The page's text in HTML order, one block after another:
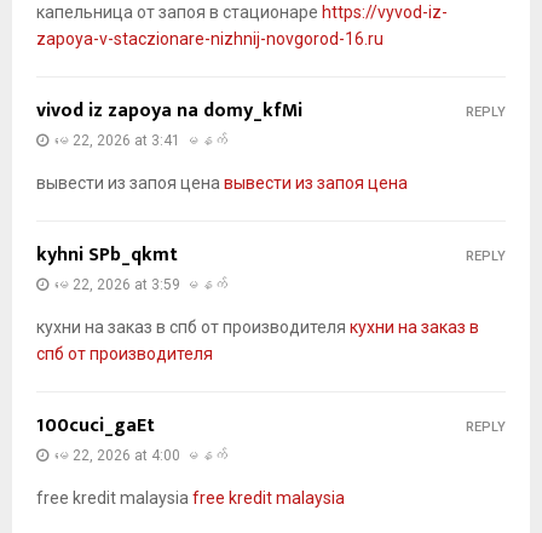
капельница от запоя в стационаре https://vyvod-iz-
zapoya-v-staczionare-nizhnij-novgorod-16.ru
vivod iz zapoya na domy_kfMi
မေ 22, 2026 at 3:41 မနက်
вывести из запоя цена вывести из запоя цена
REPLY
kyhni SPb_qkmt
မေ 22, 2026 at 3:59 မနက်
кухни на заказ в спб от производителя кухни на заказ в
спб от производителя
REPLY
100cuci_gaEt
မေ 22, 2026 at 4:00 မနက်
free kredit malaysia free kredit malaysia
REPLY